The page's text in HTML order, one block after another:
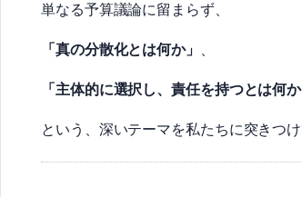
単なる予算議論に留まらず、
「真の分散化とは何か」
「主体的に選択し、責任を持つとは何か
という、深いテーマを私たちに突きつけ